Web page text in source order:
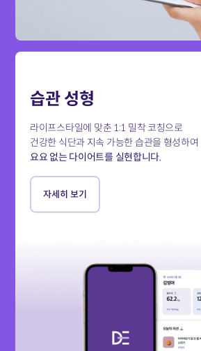
습관 성형
라이프스타일에 맞춘 1:1 밀착 코칭으로
건강한 식단과 지속 가능한 습관을 형성하여
요요 없는 다이어트를 실현합니다.
자세히 보기